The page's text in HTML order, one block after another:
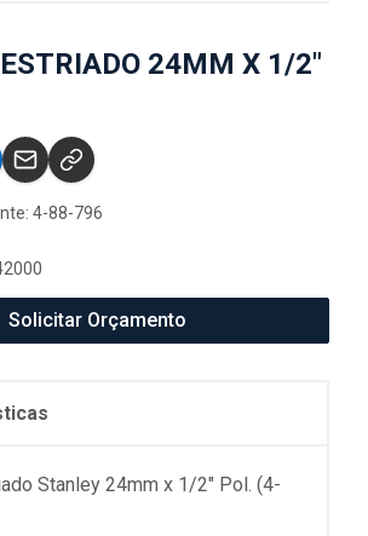
ESTRIADO 24MM X 1/2"
4-88-796
Solicitar Orçamento
Stanley 24mm x 1/2" Pol. (4-